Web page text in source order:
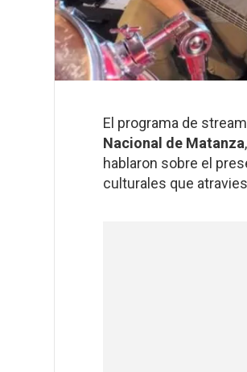
El programa de
Nacional de Matanza
hablaron sobre el
culturales que